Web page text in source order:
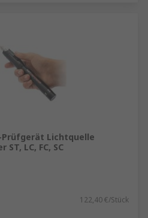
Prüfgerät Lichtquelle
LC, FC, SC
122,40 €/Stück